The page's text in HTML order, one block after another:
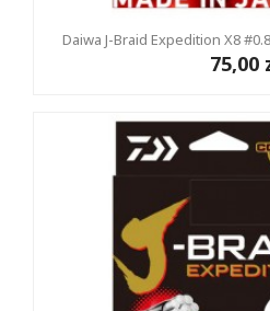
Daiwa J-Braid Expedition X8
75,00